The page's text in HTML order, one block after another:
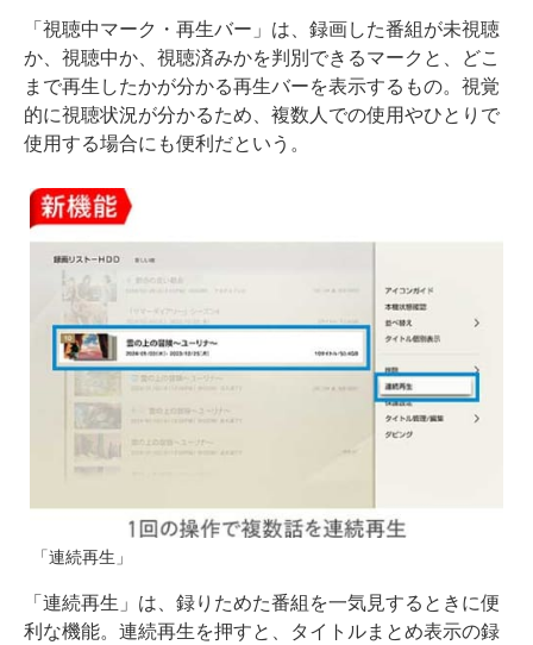
「視聴中マーク・再生バー」は、録画した番組が未視聴
か、視聴中か、視聴済みかを判別できるマークと、どこ
まで再生したかが分かる再生バーを表示するもの。視覚
的に視聴状況が分かるため、複数人での使用やひとりで
使用する場合にも便利だという。
「連続再生」
「連続再生」は、録りためた番組を一気見するときに便
利な機能。連続再生を押すと、タイトルまとめ表示の録